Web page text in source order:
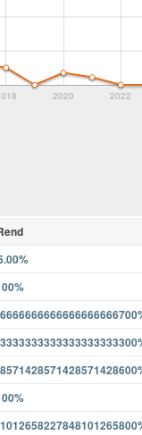
2020 2022